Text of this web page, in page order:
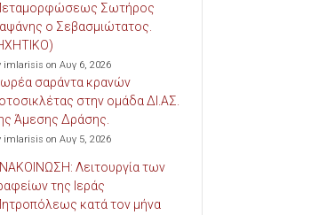
Σωτήρος
ο Σεβασμιώτατος.
imlarisis on Αυγ 6, 2026
σαράντα κρανών
στην ομάδα ΔΙ.ΑΣ.
Άμεσης Δράσης.
imlarisis on Αυγ 5, 2026
Λειτουργία των
της Ιεράς
κατά τον μήνα